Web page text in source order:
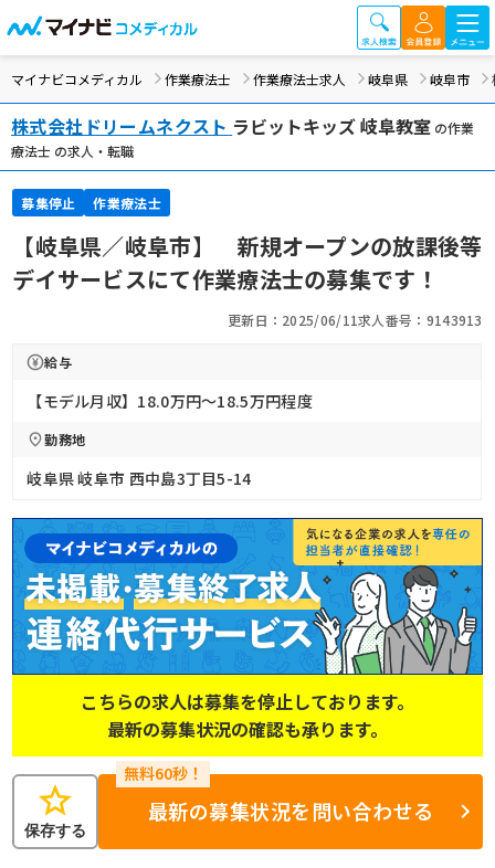
マイナビコメディカル 作業療法士 作業療法士求人 岐阜県 岐阜市
株式会社ドリームネクスト ラビットキッズ 岐阜教室 の作業
療法士 の求人・転職
募集停止 作業療法士
【岐阜県／岐阜市】 新規オープンの放課後等
デイサービスにて作業療法士の募集です！
更新日：2025/06/11求人番号：9143913
給与
【モデル月収】18.0万円〜18.5万円程度
勤務地
岐阜県 岐阜市 西中島3丁目5-14
こちらの求人は募集を停止しております。
最新の募集状況の確認も承ります。
star
保存する
最新の募集状況を問い合わせる